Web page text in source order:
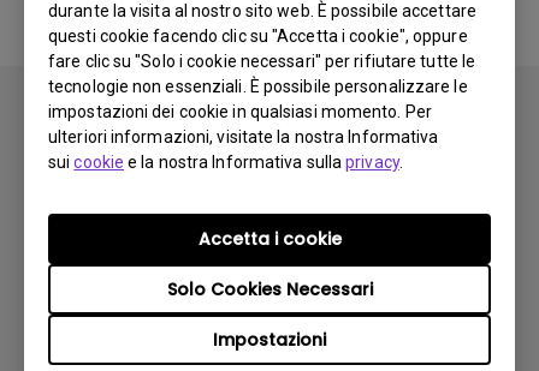
durante la visita al nostro sito web. È possibile accettare
questi cookie facendo clic su "Accetta i cookie", oppure
fare clic su "Solo i cookie necessari" per rifiutare tutte le
tecnologie non essenziali. È possibile personalizzare le
impostazioni dei cookie in qualsiasi momento. Per
ulteriori informazioni, visitate la nostra Informativa
suicookie e la nostra Informativa sullaprivacy.
Impostazioni
Solo Cookies Necessari
Accetta i cookie
Iscriviti
Prodotti
Soluzioni